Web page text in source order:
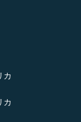
カ
カ